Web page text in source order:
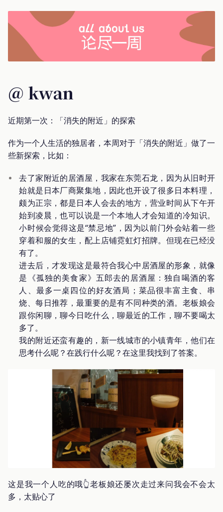
@ kwan
近期第一次：「消失的附近」的探索
作为一个人生活的独居者，本周对于「消失的附近」做了一
些新探索，比如：
去了家附近的居酒屋，我家在东莞石龙，因为从旧时开
始就是日本厂商聚集地，因此也开设了很多日本料理，
颇为正宗，都是日本人会去的地方，营业时间从下午开
始到凌晨，也可以说是一个本地人才会知道的冷知识。
小时候会觉得这是“禁忌地”，因为以前门外会站着一些
穿着和服的女生，配上店铺霓虹灯招牌。但现在已经没
有了。
进去后，才发现这是最符合我心中居酒屋的形象，就像
是《孤独的美食家》五郎去的居酒屋：独自喝酒的客
人、最多一桌四位的好友酒局；菜品很丰富主食、串
烧、每日推荐，最重要的是有不同种类的酒。老板娘会
跟你闲聊，聊今日吃什么，聊最近的工作，聊不要喝太
多了。
我的附近还蛮有趣的，新一线城市的小镇青年，他们在
思考什么呢？在践行什么呢？在这里我找到了答案。
这是我一个人吃的哦👆老板娘还屡次走过来问我会不会太
多，太贴心了